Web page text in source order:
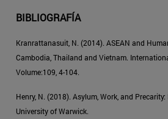
BIBLIOGRAFÍA
Kranrattanasuit, N. (2014). ASEAN and
Cambodia, Thailand and Vietnam.
Volume:109, 4-104.
Henry, N. (2018). Asylum, Work, and
University of Warwick.